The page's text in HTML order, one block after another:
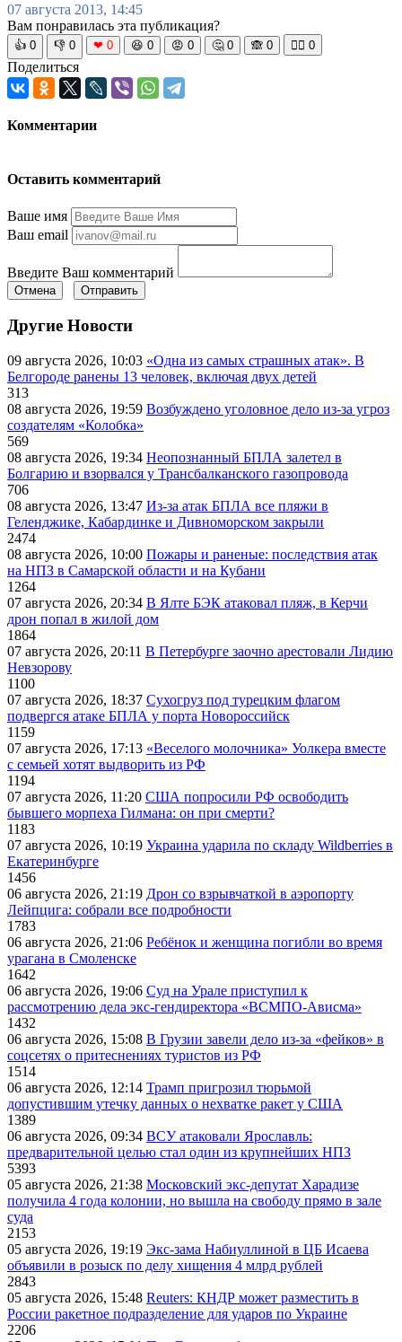
07 августа 2013, 14:45
Вам понравилась эта публикация?
👍 0 👎 0 ❤ 0 😆 0 😡 0 🤔 0 🙈 0 🧘‍♀️ 0
Поделиться
Комментарии
Оставить комментарий
Ваше имя
Ваш email
Введите Ваш комментарий
Отмена Отправить
Другие Новости
09 августа 2026, 10:03 «Одна из самых страшных атак». В
Белгороде ранены 13 человек, включая двух детей
313
08 августа 2026, 19:59 Возбуждено уголовное дело из-за угроз
создателям «Колобка»
569
08 августа 2026, 19:34 Неопознанный БПЛА залетел в
Болгарию и взорвался у Трансбалканского газопровода
706
08 августа 2026, 13:47 Из-за атак БПЛА все пляжи в
Геленджике, Кабардинке и Дивноморском закрыли
2474
08 августа 2026, 10:00 Пожары и раненые: последствия атак
на НПЗ в Самарской области и на Кубани
1264
07 августа 2026, 20:34 В Ялте БЭК атаковал пляж, в Керчи
дрон попал в жилой дом
1864
07 августа 2026, 20:11 В Петербурге заочно арестовали Лидию
Невзорову
1100
07 августа 2026, 18:37 Сухогруз под турецким флагом
подвергся атаке БПЛА у порта Новороссийск
1159
07 августа 2026, 17:13 «Веселого молочника» Уолкера вместе
с семьей хотят выдворить из РФ
1194
07 августа 2026, 11:20 США попросили РФ освободить
бывшего морпеха Гилмана: он при смерти?
1183
07 августа 2026, 10:19 Украина ударила по складу Wildberries в
Екатеринбурге
1456
06 августа 2026, 21:19 Дрон со взрывчаткой в аэропорту
Лейпцига: собрали все подробности
1783
06 августа 2026, 21:06 Ребёнок и женщина погибли во время
урагана в Смоленске
1642
06 августа 2026, 19:06 Суд на Урале приступил к
рассмотрению дела экс-гендиректора «ВСМПО-Ависма»
1432
06 августа 2026, 15:08 В Грузии завели дело из-за «фейков» в
соцсетях о притеснениях туристов из РФ
1514
06 августа 2026, 12:14 Трамп пригрозил тюрьмой
допустившим утечку данных о нехватке ракет у США
1389
06 августа 2026, 09:34 ВСУ атаковали Ярославль:
предварительной целью стал один из крупнейших НПЗ
5393
05 августа 2026, 21:38 Московский экс-депутат Харадизе
получила 4 года колонии, но вышла на свободу прямо в зале
суда
2153
05 августа 2026, 19:19 Экс-зама Набиуллиной в ЦБ Исаева
объявили в розыск по делу хищения 4 млрд рублей
2843
05 августа 2026, 15:48 Reuters: КНДР может разместить в
России ракетное подразделение для ударов по Украине
2206